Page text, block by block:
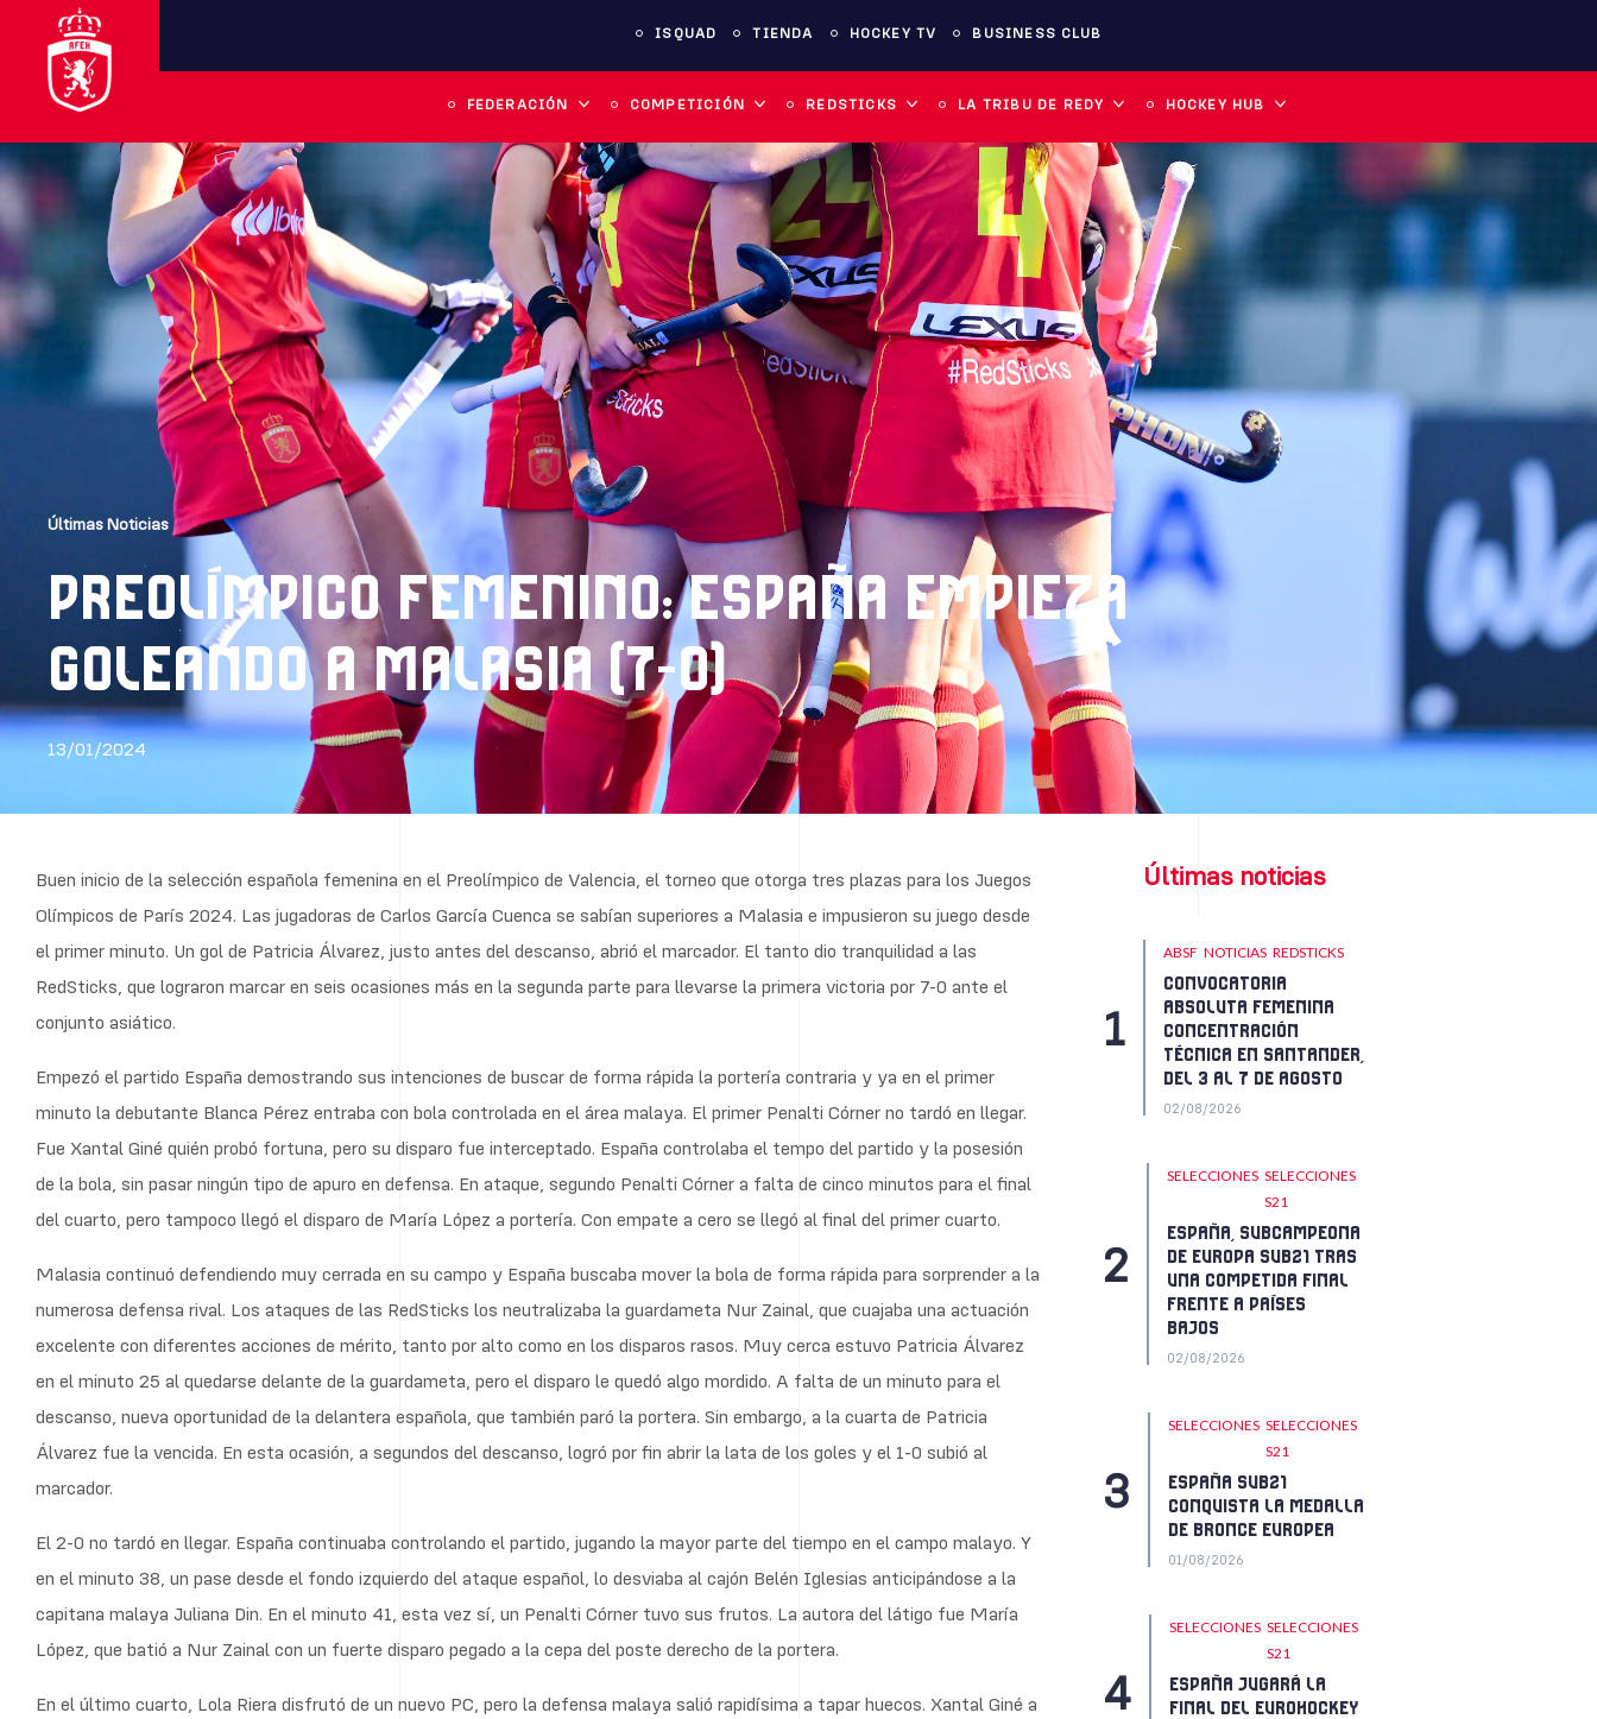
ISQUAD TIENDA HOCKEY TV BUSINESS CLUB
FEDERACIÓN COMPETICIÓN REDSTICKS LA TRIBU DE REDY HOCKEY HUB
Últimas Noticias
PREOLÍMPICO FEMENINO: ESPAÑA EMPIEZA
GOLEANDO A MALASIA (7-0)
13/01/2024
Buen inicio de la selección española femenina en el Preolímpico de Valencia, el torneo que otorga tres plazas para los Juegos
Olímpicos de París 2024. Las jugadoras de Carlos García Cuenca se sabían superiores a Malasia e impusieron su juego desde
el primer minuto. Un gol de Patricia Álvarez, justo antes del descanso, abrió el marcador. El tanto dio tranquilidad a las
RedSticks, que lograron marcar en seis ocasiones más en la segunda parte para llevarse la primera victoria por 7-0 ante el
conjunto asiático.
Empezó el partido España demostrando sus intenciones de buscar de forma rápida la portería contraria y ya en el primer
minuto la debutante Blanca Pérez entraba con bola controlada en el área malaya. El primer Penalti Córner no tardó en llegar.
Fue Xantal Giné quién probó fortuna, pero su disparo fue interceptado. España controlaba el tempo del partido y la posesión
de la bola, sin pasar ningún tipo de apuro en defensa. En ataque, segundo Penalti Córner a falta de cinco minutos para el final
del cuarto, pero tampoco llegó el disparo de María López a portería. Con empate a cero se llegó al final del primer cuarto.
Malasia continuó defendiendo muy cerrada en su campo y España buscaba mover la bola de forma rápida para sorprender a la
numerosa defensa rival. Los ataques de las RedSticks los neutralizaba la guardameta Nur Zainal, que cuajaba una actuación
excelente con diferentes acciones de mérito, tanto por alto como en los disparos rasos. Muy cerca estuvo Patricia Álvarez
en el minuto 25 al quedarse delante de la guardameta, pero el disparo le quedó algo mordido. A falta de un minuto para el
descanso, nueva oportunidad de la delantera española, que también paró la portera. Sin embargo, a la cuarta de Patricia
Álvarez fue la vencida. En esta ocasión, a segundos del descanso, logró por fin abrir la lata de los goles y el 1-0 subió al
marcador.
El 2-0 no tardó en llegar. España continuaba controlando el partido, jugando la mayor parte del tiempo en el campo malayo. Y
en el minuto 38, un pase desde el fondo izquierdo del ataque español, lo desviaba al cajón Belén Iglesias anticipándose a la
capitana malaya Juliana Din. En el minuto 41, esta vez sí, un Penalti Córner tuvo sus frutos. La autora del látigo fue María
López, que batió a Nur Zainal con un fuerte disparo pegado a la cepa del poste derecho de la portera.
En el último cuarto, Lola Riera disfrutó de un nuevo PC, pero la defensa malaya salió rapidísima a tapar huecos. Xantal Giné a
Últimas noticias
ABSF NOTICIAS REDSTICKS
CONVOCATORIA
ABSOLUTA FEMENINA
CONCENTRACIÓN
TÉCNICA EN SANTANDER,
DEL 3 AL 7 DE AGOSTO
02/08/2026
SELECCIONES SELECCIONES
S21
ESPAÑA, SUBCAMPEONA
DE EUROPA SUB21 TRAS
UNA COMPETIDA FINAL
FRENTE A PAÍSES
BAJOS
02/08/2026
SELECCIONES SELECCIONES
S21
ESPAÑA SUB21
CONQUISTA LA MEDALLA
DE BRONCE EUROPEA
01/08/2026
SELECCIONES SELECCIONES
S21
ESPAÑA JUGARÁ LA
FINAL DEL EUROHOCKEY